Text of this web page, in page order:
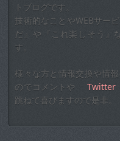
トブログです。
技術的なことやWEBサー
だ』や『これ楽しそう』
す。
様々な方と情報交換や情
のでコメントや
Twitter
跳ねて喜びますので是非。